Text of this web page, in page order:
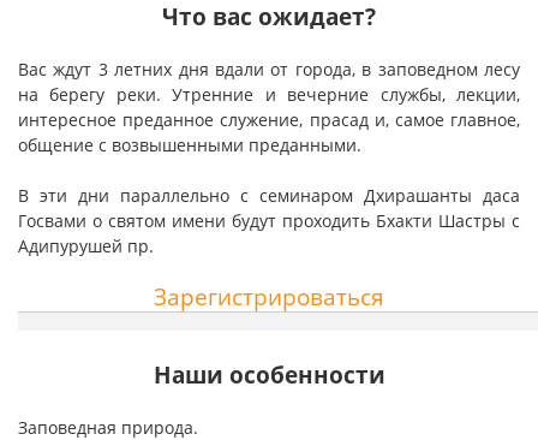
Что вас ожидает?
Вас ждут 3 летних дня вдали от города, в заповедном лесу
на берегу реки. Утренние и вечерние службы, лекции,
интересное преданное служение, прасад и, самое главное,
общение с возвышенными преданными.
В эти дни параллельно с семинаром Дхирашанты даса
Госвами о святом имени будут проходить Бхакти Шастры с
Адипурушей пр.
Зарегистрироваться
Наши особенности
Заповедная природа.